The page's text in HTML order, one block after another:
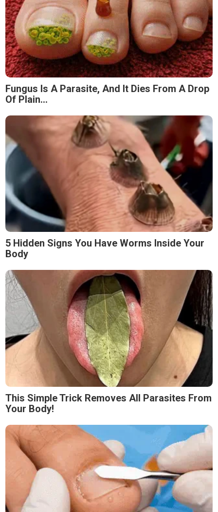
Fungus Is A Parasite, And It Dies From A Drop
Of Plain...
5 Hidden Signs You Have Worms Inside Your
Body
This Simple Trick Removes All Parasites From
Your Body!